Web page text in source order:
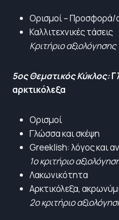
Ορισμοί – Προσφορά/
Καλλιτεχνικές τάσεις
Κριτήριο
5ος Θεματικός Κύκλος:
αρκτικόλεξα
Ορισμοί
Γλώσσα και σκέψη
Greeklish: λόγος και
1ο κριτήριο
Λακωνικότητα
Αρκτικόλεξα,
2ο κριτήριο